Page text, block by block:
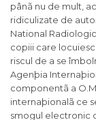
pânã nu de mult,
ridiculizate de
National
copiii care
riscul de a se
Agenþia
componentã a
internaþionalã ce
smogul electronic